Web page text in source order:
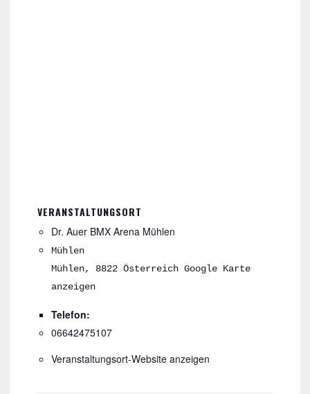
VERANSTALTUNGSORT
Dr. Auer BMX Arena Mühlen
Mühlen
Mühlen, 8822 Österreich Google Karte
anzeigen
Telefon:
06642475107
Veranstaltungsort-Website anzeigen